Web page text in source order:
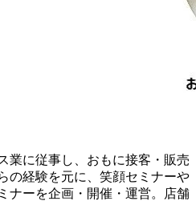
業に従事し、おもに接客・販売
の経験を元に、笑顔セミナーや
ナーを企画・開催・運営。店舗